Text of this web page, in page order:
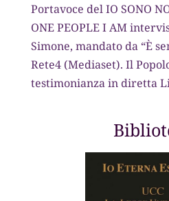
Portavoce del IO SONO
ONE PEOPLE I AM
Simone, mandato da “È
Rete4 (Mediaset). Il
testimonianza in diretta